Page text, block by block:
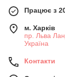
підходять для
додаткового
забезпечує
навантаження та
Де
Високоміцні
Працює з
м. Харків
пр. Льва
Україна
Контакти